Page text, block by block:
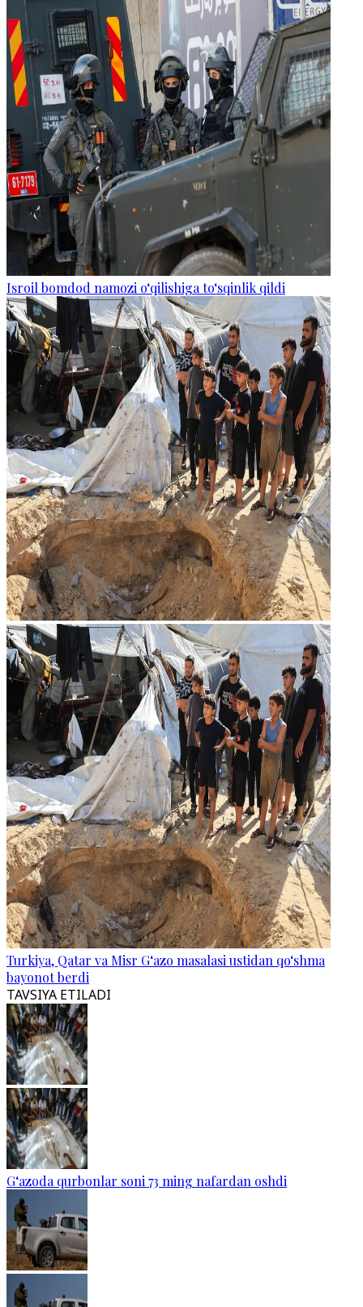
Isroil bomdod namozi o‘qilishiga to‘sqinlik qildi
Turkiya, Qatar va Misr G‘azo masalasi ustidan qo‘shma
bayonot berdi
TAVSIYA ETILADI
G‘azoda qurbonlar soni 73 ming nafardan oshdi